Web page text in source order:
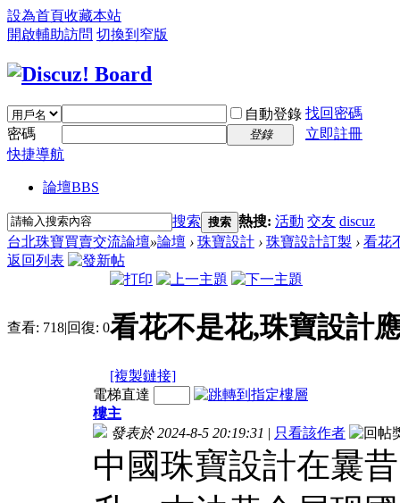
設為首頁收藏本站
開啟輔助訪問 切換到窄版
自動登錄 找回密碼
密碼
登錄
立即註冊
快捷導航
論壇BBS
搜索 搜索 熱搜: 活動 交友 discuz
台北珠寶買賣交流論壇»論壇 › 珠寶設計 › 珠寶設計訂製 › 看花
返回列表
查看: 718|回復: 0看花不是花,珠寶設計
[複製鏈接]
電梯直達
樓主
發表於 2024-8-5 20:19:31 | 只看該作者
中國珠寶設計在曩